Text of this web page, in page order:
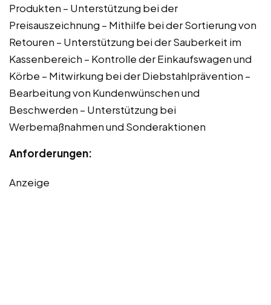
Produkten – Unterstützung bei der
Preisauszeichnung – Mithilfe bei der Sortierung von
Retouren – Unterstützung bei der Sauberkeit im
Kassenbereich – Kontrolle der Einkaufswagen und
Körbe – Mitwirkung bei der Diebstahlprävention –
Bearbeitung von Kundenwünschen und
Beschwerden – Unterstützung bei
Werbemaßnahmen und Sonderaktionen
Anforderungen:
Anzeige